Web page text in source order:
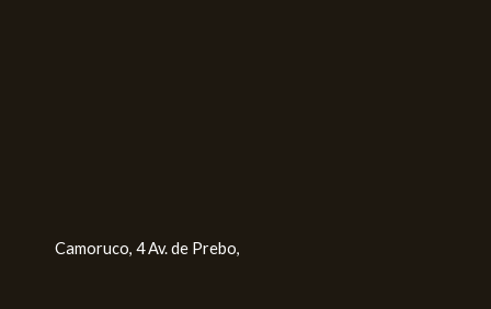
Camoruco, 4 Av. de Prebo,